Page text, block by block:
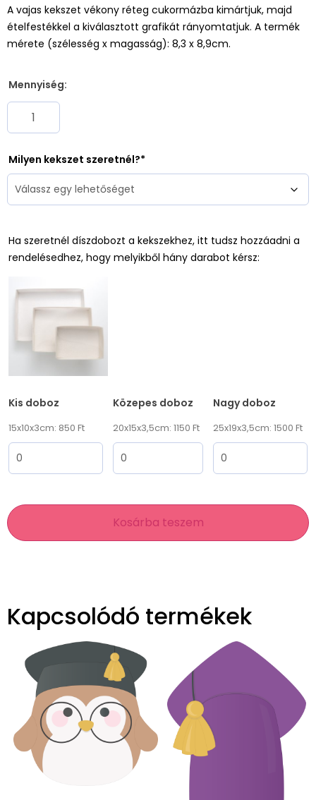
A vajas kekszet vékony réteg cukormázba kimártjuk, majd
ételfestékkel a kiválasztott grafikát rányomtatjuk. A termék
mérete (szélesség x magasság): 8,3 x 8,9cm.
Mennyiség:
Milyen kekszet szeretnél?
Ha szeretnél díszdobozt a kekszekhez, itt tudsz hozzáadni a
rendelésedhez, hogy melyikből hány darabot kérsz:
Kis doboz
15x10x3cm: 850 Ft
Közepes doboz
20x15x3,5cm: 1150 Ft
Nagy doboz
25x19x3,5cm: 1500 Ft
Kosárba teszem
Kapcsolódó termékek